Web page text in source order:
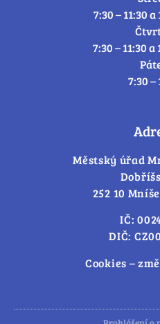
7:30 – 11:30 a
7:30 – 11:30 a
7:30 –
Městský úřad
252 10
IČ:
DIČ:
Cookies –